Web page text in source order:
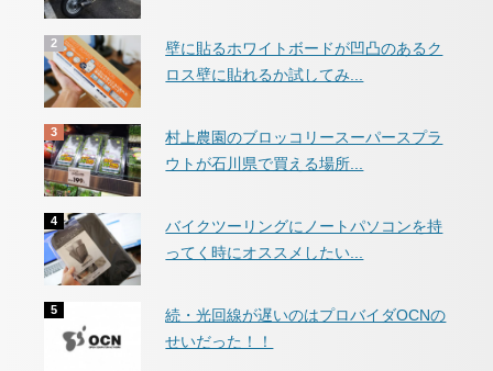
壁に貼るホワイトボードが凹凸のあるク
ロス壁に貼れるか試してみ...
村上農園のブロッコリースーパースプラ
ウトが石川県で買える場所...
バイクツーリングにノートパソコンを持
ってく時にオススメしたい...
続・光回線が遅いのはプロバイダOCNの
せいだった！！